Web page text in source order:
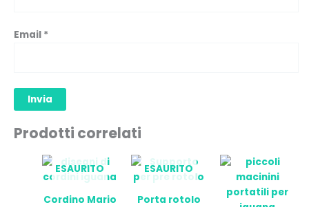
Email *
Prodotti correlati
ESAURITO
Cordino Mario
ESAURITO
Porta rotolo
ha